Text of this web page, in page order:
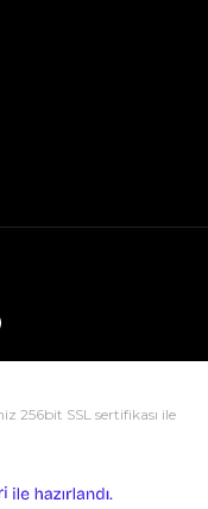
256bit SSL sertifikası ile
e-